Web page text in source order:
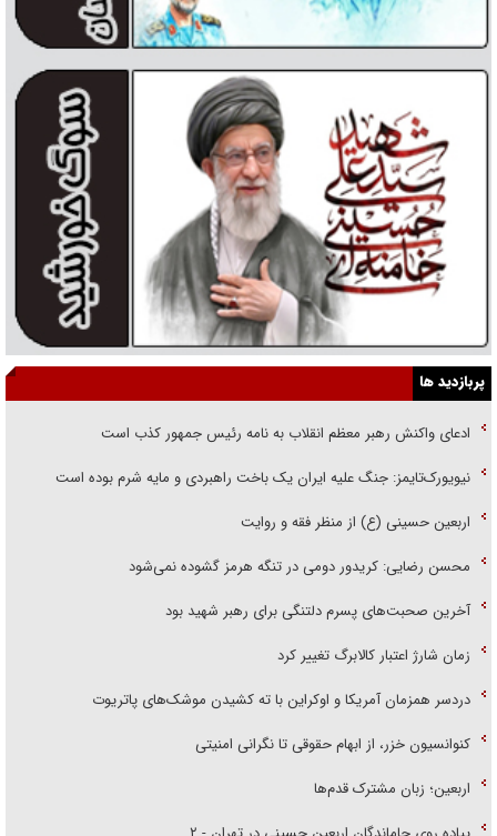
پربازدید ها
ادعای واکنش رهبر معظم انقلاب به نامه رئیس جمهور کذب است
نیویورک‌تایمز: جنگ علیه ایران یک باخت راهبردی و مایه شرم بوده است
اربعین حسینی (ع) از منظر فقه و روایت
محسن رضایی: کریدور دومی در تنگه هرمز گشوده نمی‌شود
آخرین صحبت‌های پسرم دلتنگی برای رهبر شهید بود
زمان شارژ اعتبار کالابرگ تغییر کرد
دردسر همزمان آمریکا و اوکراین با ته کشیدن موشک‌های پاتریوت
کنوانسیون خزر، از ابهام حقوقی تا نگرانی امنیتی
اربعین؛ زبان مشترک قدم‌ها